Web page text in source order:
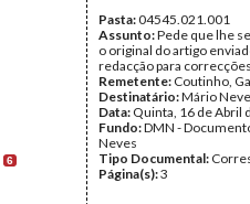
6
Pasta:04545.021.001
Assunto:Pede que lhe
o original do artigo
redacção para
Remetente: Coutinho,
Destinatário:Mário
Data: Quinta, 16 de Abril
Fundo:DMN -
Neves
Tipo Documental:
Página(s):3